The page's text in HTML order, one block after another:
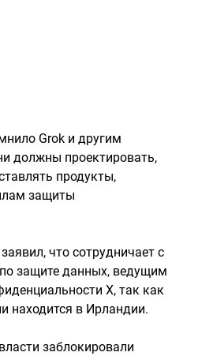
Grok и другим
должны проектировать,
продукты,
защиты
что сотрудничает с
защите данных, ведущим
X, так как
находится в Ирландии.
заблокировали